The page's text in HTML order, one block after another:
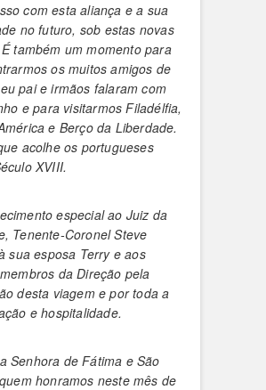
com esta aliança e a sua
no futuro, sob estas novas
também um momento para
os muitos amigos de
pai e irmãos falaram com
e para visitarmos Filadélfia,
e Berço da Liberdade.
acolhe os portugueses
XVIII.
especial ao Juiz da
Tenente-Coronel Steve
sua esposa Terry e aos
da Direção pela
desta viagem e por toda a
e hospitalidade.
Senhora de Fátima e São
honramos neste mês de